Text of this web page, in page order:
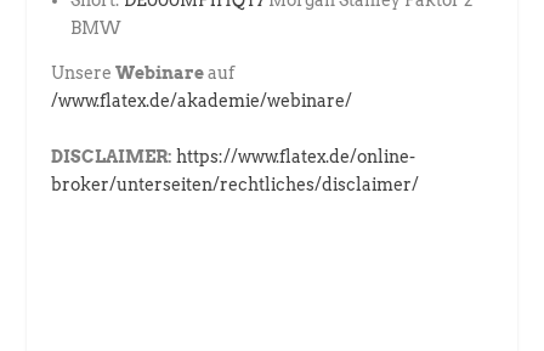
BMW
UnsereWebinareauf
/www.flatex.de/akademie/webinare/
DISCLAIMER: https://www.flatex.de/online-
broker/unterseiten/rechtliches/disclaimer/